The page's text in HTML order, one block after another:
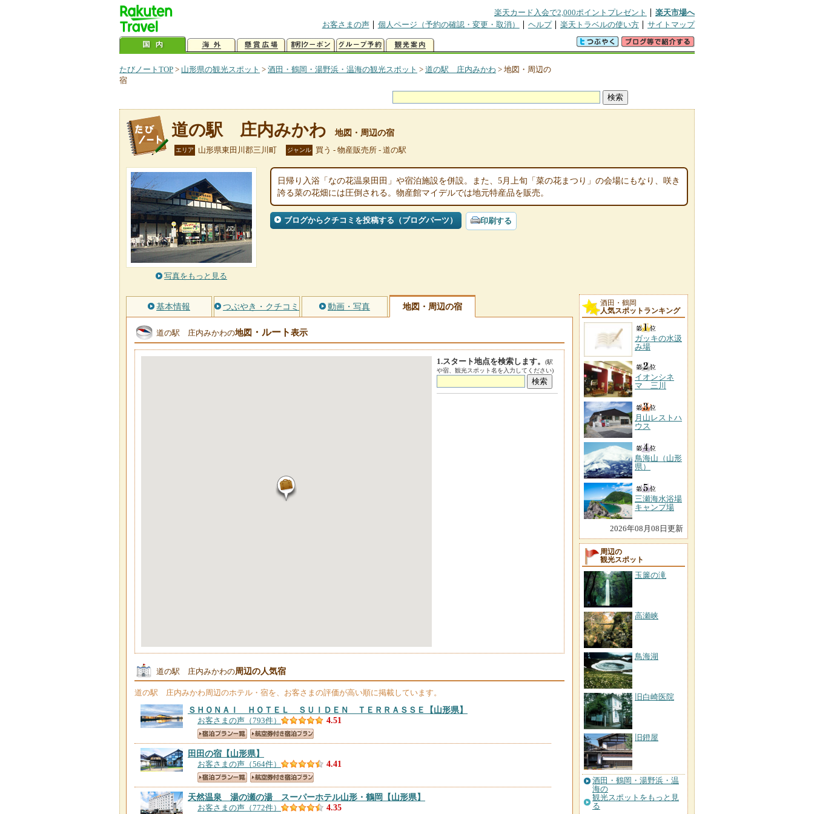
楽天カード入会で2,000ポイントプレゼント
楽天市場へ
お客さまの声
個人ページ（予約の確認・変更・取消） ヘルプ 楽天トラベルの使い方 サイトマップ
たびノートTOP > 山形県の観光スポット > 酒田・鶴岡・湯野浜・温海の観光スポット > 道の駅 庄内みかわ > 地図・周辺の
宿
道の駅 庄内みかわ 地図・周辺の宿
エリア 山形県東田川郡三川町 ジャンル 買う - 物産販売所 - 道の駅
写真をもっと見る
日帰り入浴「なの花温泉田田」や宿泊施設を併設。また、5月上旬「菜の花まつり」の会場にもなり、咲き
誇る菜の花畑には圧倒される。物産館マイデルでは地元特産品を販売。
ブログからクチコミを投稿する（ブログパーツ） 印刷する
基本情報 つぶやき・クチコミ 動画・写真 地図・周辺の宿
道の駅 庄内みかわの地図 ・ルート表示
1.スタート地点を検索します。
(駅
や宿、観光スポット名を入力してください)
道の駅 庄内みかわの周辺の人気宿
道の駅 庄内みかわ周辺のホテル・宿を、お客さまの評価が高い順に掲載しています。
ＳＨＯＮＡＩ ＨＯＴＥＬ ＳＵＩＤＥＮ ＴＥＲＲＡＳＳＥ 【山形県】
お客さまの声（793件） 4.51
田田の宿 【山形県】
お客さまの声（564件） 4.41
天然温泉 湯の瀬の湯 スーパーホテル山形・鶴岡 【山形県】
お客さまの声（772件） 4.35
酒田・鶴岡
人気スポットランキング
ガッキの水汲
み場
イオンシネ
マ 三川
月山レストハ
ウス
鳥海山（山形
県）
三瀬海水浴場
キャンプ場
2026年08月08日更新
周辺の
観光スポット
玉簾の滝
高瀬峡
鳥海湖
旧白崎医院
旧鐙屋
酒田・鶴岡・湯野浜・温
海の
観光スポットをもっと見
る